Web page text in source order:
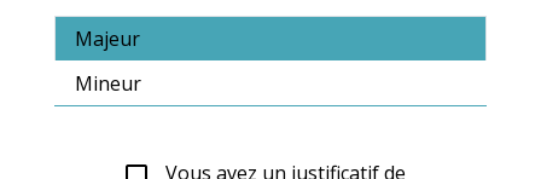
Majeur
Mineur
Vous avez un justificatif de